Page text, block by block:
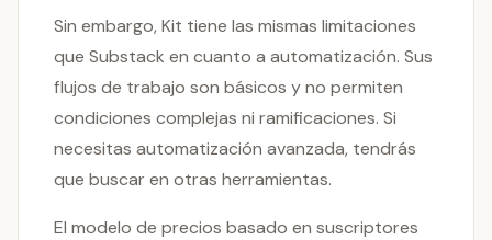
Sin embargo, Kit tiene las mismas limitaciones
que Substack en cuanto a automatización. Sus
flujos de trabajo son básicos y no permiten
condiciones complejas ni ramificaciones. Si
necesitas automatización avanzada, tendrás
que buscar en otras herramientas.
El modelo de precios basado en suscriptores